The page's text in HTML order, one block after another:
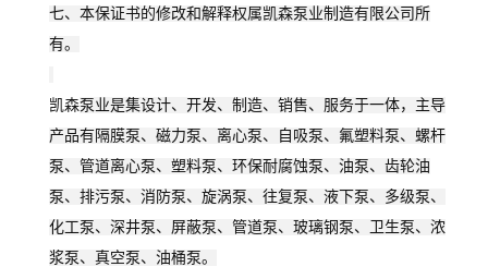
七、本保证书的修改和解释权属凯森泵业制造有限公司所
有。
凯森泵业是集设计、开发、制造、销售、服务于一体，主导
产品有隔膜泵、磁力泵、离心泵、自吸泵、氟塑料泵、螺杆
泵、管道离心泵、塑料泵、环保耐腐蚀泵、油泵、齿轮油
泵、排污泵、消防泵、旋涡泵、往复泵、液下泵、多级泵、
化工泵、深井泵、屏蔽泵、管道泵、玻璃钢泵、卫生泵、浓
浆泵、真空泵、油桶泵。